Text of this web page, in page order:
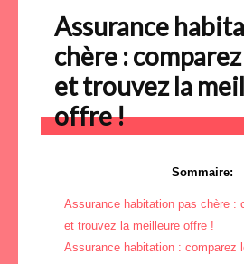
Assurance
chère :
et trouvez la
offre !
Sommaire:
Assurance habitation pas chère :
et trouvez la meilleure offre !
Assurance habitation : comparez